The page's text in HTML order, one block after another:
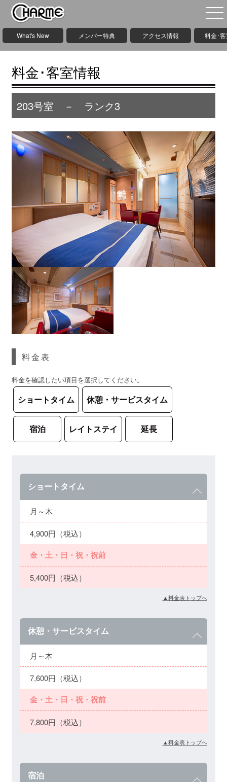
What's New メンバー特典 アクセス情報 料金･
料金･客室情報
203号室 － ランク3
料金表
料金を確認したい項目を選択してください。
ショートタイム 休憩・サービスタイム
宿泊 レイトステイ 延長
ショートタイム
月～木
4,900円（税込）
金・土・日・祝・祝前
5,400円（税込）
▲料金表トップへ
休憩・サービスタイム
月～木
7,600円（税込）
金・土・日・祝・祝前
7,800円（税込）
▲料金表トップへ
宿泊